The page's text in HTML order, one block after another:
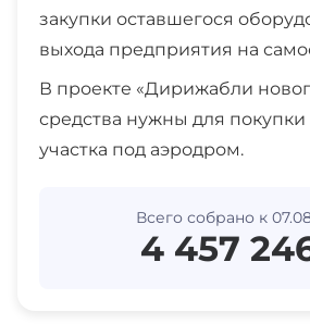
закупки оставшегося
выхода предприятия на
В проекте «Дирижабли
средства нужны для
участка под аэродром.
Всего собрано к
4 457